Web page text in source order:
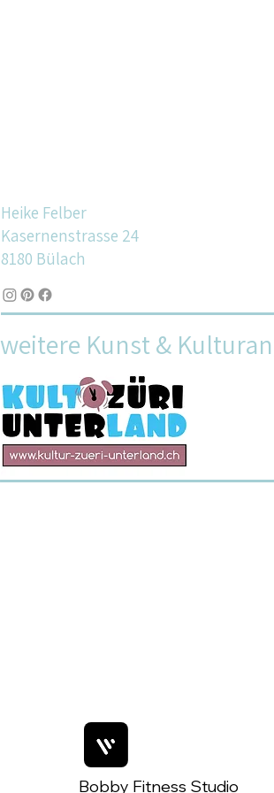
Heike Felber
Kasernenstrasse 24
8180 Bülach
weitere Kunst &
Bobby Fitness Studio